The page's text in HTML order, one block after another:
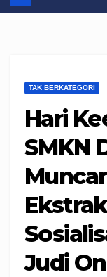
TAK BERKATEGORI
Hari
SMKN
Judi